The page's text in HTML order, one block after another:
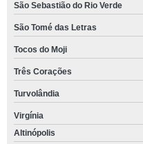
São Sebastião do Rio Verde
São Tomé das Letras
Tocos do Moji
Três Corações
Turvolândia
Virgínia
Altinópolis